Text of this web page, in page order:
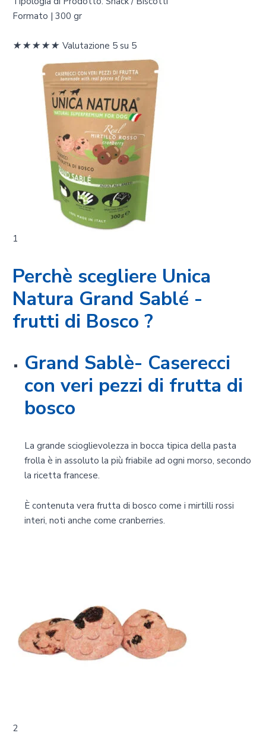
Formato | 300 gr
★★★★★ Valutazione 5 su 5
1
Perchè scegliere Unica
Natura Grand Sablé -
frutti di Bosco ?
Grand Sablè- Caserecci
con veri pezzi di frutta di
bosco
La grande scioglievolezza in bocca tipica della pasta
frolla è in assoluto la più friabile ad ogni morso, secondo
la ricetta francese.
È contenuta vera frutta di bosco come i mirtilli rossi
interi, noti anche come cranberries.
2